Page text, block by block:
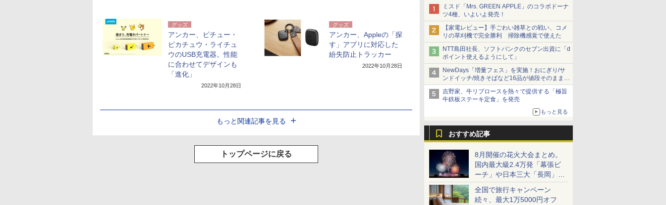
ミスド「Mrs. GREEN APPLE」のコラボドーナ
ツ4種、いよいよ発売！
【家電レビュー】手ごわい雑草との戦い、コメ
リの草刈機で完全勝利 掃除機感覚で使えた
NTT島田社長、ソフトバンクのセブン出資に「d
ポイント使えるようにして」
NewDays「増量フェス」を実施！おにぎり/サ
ンドイッチ/焼きそばなど16品が値段そのままで
ボリュームアップ
吉野家、牛リブロースを熱々で提供する「極旨
牛鉄板ステーキ定食」を発売
もっと見る
おすすめ記事
8月開催の花火大会まとめ。
国内最大級2.4万発「幕張ビ
ーチ」や日本三大「長岡」な
ど大型イベント目白押し！
全国で旅行キャンペーン
続々、最大1万5000円オフ
グッズ
アンカー、ピチュー・
ピカチュウ・ライチュ
ウのUSB充電器。性能
に合わせてデザインも
「進化」
2022年10月28日
グッズ
アンカー、Appleの「探
す」アプリに対応した
紛失防止トラッカー
2022年10月28日
もっと関連記事を見る
トップページに戻る